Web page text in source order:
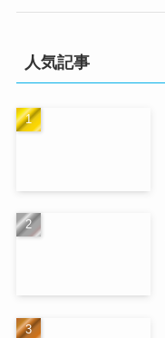
人気記事